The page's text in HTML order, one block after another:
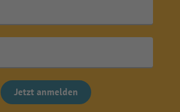
Jetzt anmelden